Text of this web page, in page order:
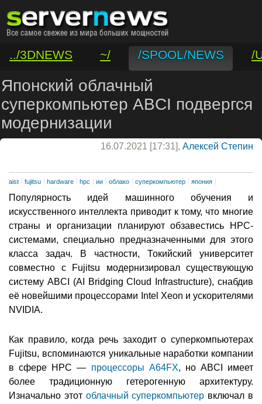
../3DNEWS ~/ /SPOOL/NEWS
/
/VAR/CONTACT
Японский облачный
суперкомпьютер ABCI подвергся
модернизации
16.07.2021 [17:31], Алексей Степин
aist fujitsu hardware hpc ии облако суперкомпьютер япония
Популярность идей машинного обучения и
искусственного интеллекта приводит к тому, что многие
страны и организации планируют обзавестись HPC-
системами, специально предназначенными для этого
класса задач. В частности, Токийский университет
совместно с Fujitsu модернизировал существующую
систему ABCI (AI Bridging Cloud Infrastructure), снабдив
её новейшими процессорами Intel Xeon и ускорителями
NVIDIA.
Как правило, когда речь заходит о суперкомпьютерах
Fujitsu, вспоминаются уникальные наработки компании
в сфере HPC — процессоры A64FX, но ABCI имеет
более традиционную гетерогенную архитектуру.
Изначально этот облачный суперкомпьютер включал в